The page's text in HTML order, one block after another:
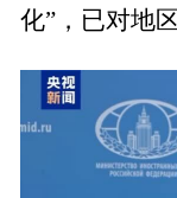
化”，已对地